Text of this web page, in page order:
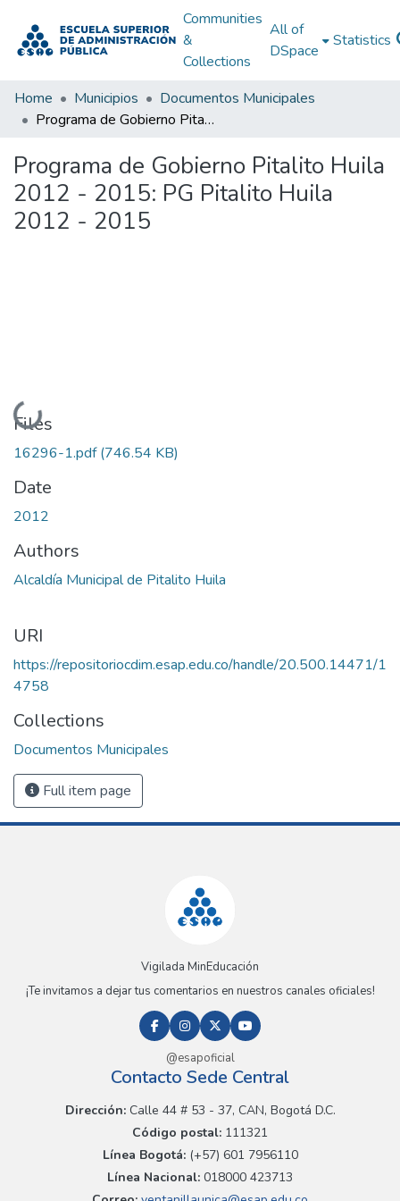
Communities
&
Collections
All of
DSpace
Statistics
Home Municipios
Documentos Municipales
Programa de Gobierno Pitalito Huila 2012 - 2015: PG Pitalito Huila 2012 - 2015
Programa de Gobierno Pitalito Huila
2012 - 2015: PG Pitalito Huila
2012 - 2015
Loading...
Files
16296-1.pdf(746.54 KB)
Date
2012
Authors
Alcaldía Municipal de Pitalito Huila
URI
https://repositoriocdim.esap.edu.co/handle/20.500.14471/1
4758
Collections
Documentos Municipales
Full item page
Vigilada MinEducación
¡Te invitamos a dejar tus comentarios en nuestros canales oficiales!
@esapoficial
Contacto Sede Central
Dirección:Calle 44 # 53 - 37, CAN, Bogotá D.C.
Código postal: 111321
Línea Bogotá:(+57) 601 7956110
Línea Nacional: 018000 423713